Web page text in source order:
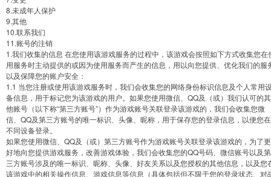
8.未成年人保护
9.其他
10.联系我们
11.账号的注销
1.我们收集的信息 在您使用该游戏服务的过程中，该游戏会按照如下方式收集您在
用服务时主动提供的或因为使用服务而产生的信息，用以向您提供、优化我们的服
以及保障您的账户安全：
1.1 当您注册或使用该游戏服务时，我们会收集您的网络身份标识信息及个人常用
备信息，用于标记您为该游戏的用户。如果您使用微信、QQ及（或）我们认可的其
他账号（以下称“第三方账号”）作为游戏账号关联登录该游戏的，我们会收集您微
信、QQ及第三方账号的唯一标识、头像、昵称，用于保存您的登录信息，以便您在
不同设备登录。
如果您使用微信、QQ及（或）第三方账号作为游戏账号关联登录该游戏的，为了更
好地向您提供游戏服务，改善游戏体验，我们会收集您的QQ号码、微信账号以及第
三方账号涉及的唯一标识、昵称、头像、好友关系以及您授权的其他信息，以及您
该游戏中的相关操作信息、游戏信息等信息（具体包括但不限于您的登录状态、对